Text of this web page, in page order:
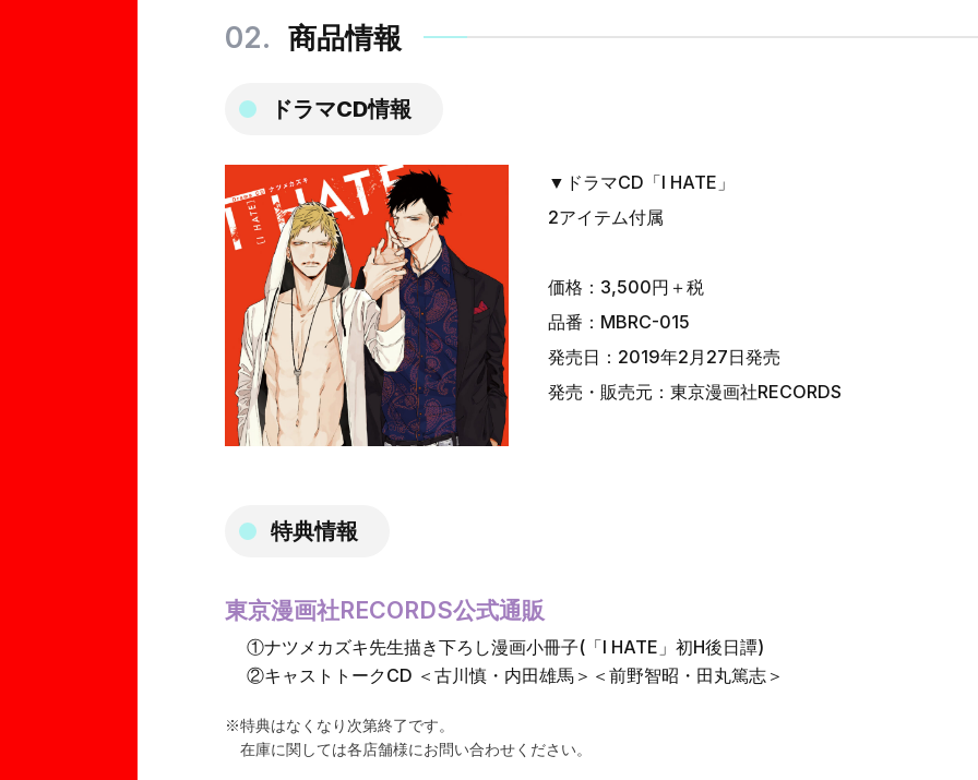
商品情報
ドラマCD情報
▼ドラマCD「I HATE」
2アイテム付属
価格：3,500円＋税
品番：MBRC-015
発売日：2019年2月27日発売
発売・販売元：東京漫画社RECORDS
特典情報
東京漫画社RECORDS公式通販
①ナツメカズキ先生描き下ろし漫画小冊子(「I HATE」初H後日譚)
②キャストトークCD ＜古川慎・内田雄馬＞＜前野智昭・田丸篤志＞
※特典はなくなり次第終了です。
在庫に関しては各店舗様にお問い合わせください。